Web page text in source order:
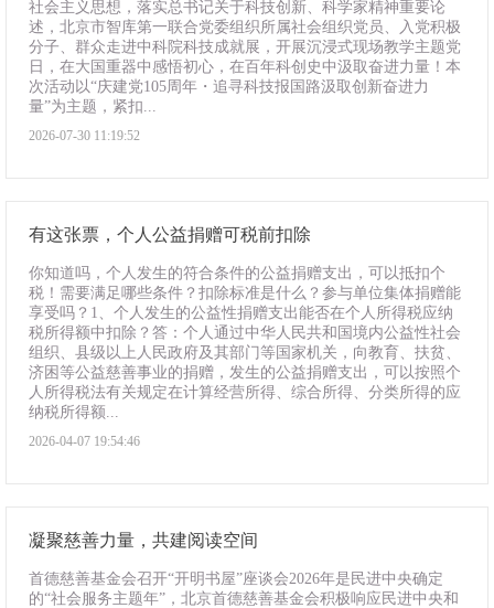
社会主义思想，落实总书记关于科技创新、科学家精神重要论
述，北京市智库第一联合党委组织所属社会组织党员、入党积极
分子、群众走进中科院科技成就展，开展沉浸式现场教学主题党
日，在大国重器中感悟初心，在百年科创史中汲取奋进力量！本
次活动以“庆建党105周年・追寻科技报国路汲取创新奋进力
量”为主题，紧扣...
2026-07-30 11:19:52
有这张票，个人公益捐赠可税前扣除
你知道吗，个人发生的符合条件的公益捐赠支出，可以抵扣个
税！需要满足哪些条件？扣除标准是什么？参与单位集体捐赠能
享受吗？1、个人发生的公益性捐赠支出能否在个人所得税应纳
税所得额中扣除？答：个人通过中华人民共和国境内公益性社会
组织、县级以上人民政府及其部门等国家机关，向教育、扶贫、
济困等公益慈善事业的捐赠，发生的公益捐赠支出，可以按照个
人所得税法有关规定在计算经营所得、综合所得、分类所得的应
纳税所得额...
2026-04-07 19:54:46
凝聚慈善力量，共建阅读空间
首德慈善基金会召开“开明书屋”座谈会2026年是民进中央确定
的“社会服务主题年”，北京首德慈善基金会积极响应民进中央和